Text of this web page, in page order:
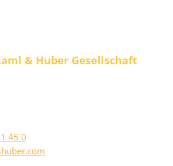
& Huber Gesellschaft
45 0